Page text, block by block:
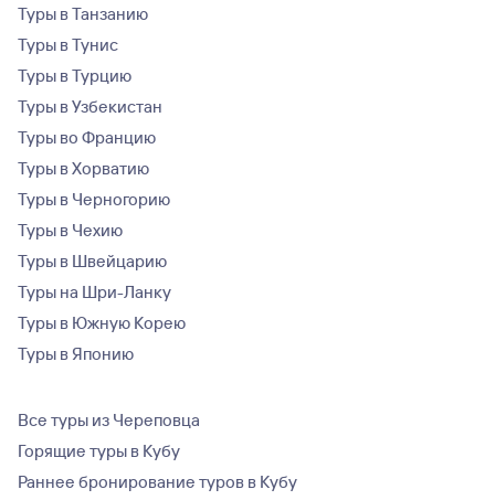
Туры в Танзанию
Туры в Тунис
Туры в Турцию
Туры в Узбекистан
Туры во Францию
Туры в Хорватию
Туры в Черногорию
Туры в Чехию
Туры в Швейцарию
Туры на Шри-Ланку
Туры в Южную Корею
Туры в Японию
Все туры из Череповца
Горящие туры в Кубу
Раннее бронирование туров в Кубу